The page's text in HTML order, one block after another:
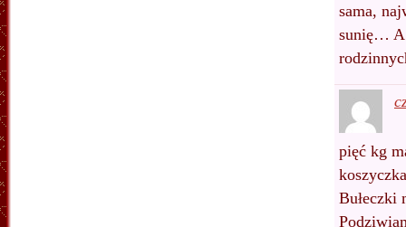
sama,
sunię… A
pięć kg
Bułeczki